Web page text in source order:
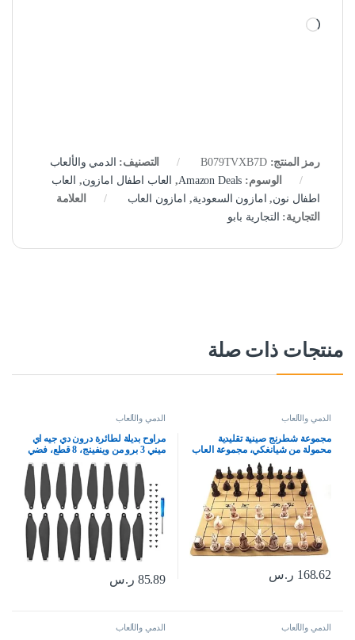
جاري التحميل…
رمز المنتج:B079TVXB7D التصنيف: الدمي والألعاب
الوسوم: Amazon Deals
, العاب اطفال امازون, العاب
اطفال نون, امازون السعودية, امازون العاب
العلامة
التجارية: التجارية بابو
منتجات ذات صلة
الدمي والألعاب
مجموعة شطرنج صينية تقليدية
محمولة من شيانغكي، مجموعة العاب
لوحية للسفر مع قطع شطرنج من
الراتنج ولوح شطرنج جلدي
168.62 ر.س
الدمي والألعاب
مراوح بديلة لطائرة درون دي جيه اي
ميني 3 برو من وينفينج، 8 قطع، فضي
85.89 ر.س
الدمي والألعاب الدمي والألعاب